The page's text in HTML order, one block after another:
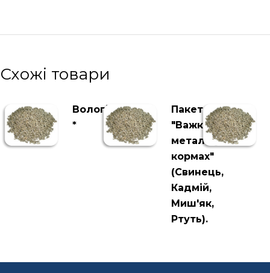
Схожі товари
Вологість
*
Пакет
"Важкі
метали у
кормах"
(Свинець,
Кадмій,
Миш'як,
Ртуть).